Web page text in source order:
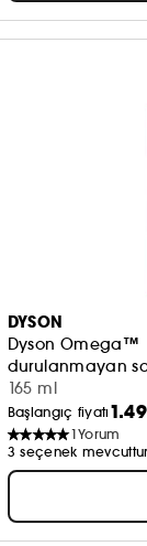
DYSON
Dyson Omega™
durulanmayan
165 ml
Başlangıç fiyatı
1Yorum
3 seçenek mevcuttur